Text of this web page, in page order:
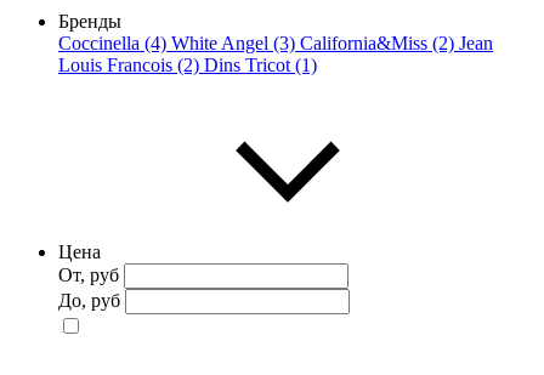
Бренды
Coccinella (4) White Angel (3) California&Miss (2) Jean
Louis Francois (2) Dins Tricot (1)
Цена
От, руб
До, руб